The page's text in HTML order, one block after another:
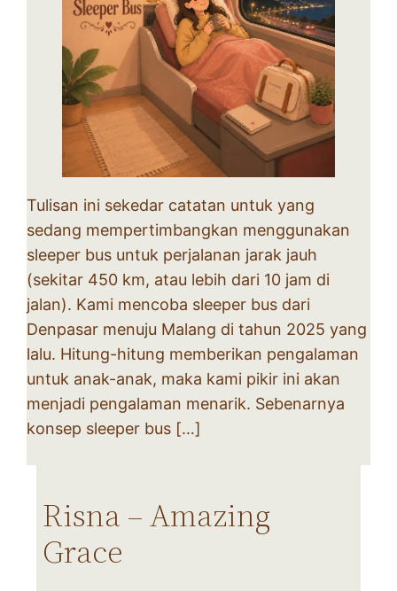
Tulisan ini sekedar catatan untuk yang
sedang mempertimbangkan menggunakan
sleeper bus untuk perjalanan jarak jauh
(sekitar 450 km, atau lebih dari 10 jam di
jalan). Kami mencoba sleeper bus dari
Denpasar menuju Malang di tahun 2025 yang
lalu. Hitung-hitung memberikan pengalaman
untuk anak-anak, maka kami pikir ini akan
menjadi pengalaman menarik. Sebenarnya
konsep sleeper bus […]
Risna – Amazing
Grace